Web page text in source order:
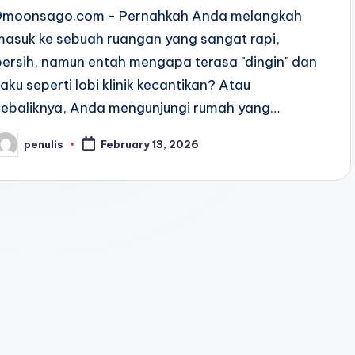
- Pernahkah Anda melangkah
ke sebuah ruangan yang sangat rapi,
namun entah mengapa terasa "dingin" dan
seperti lobi klinik kecantikan? Atau
Anda mengunjungi rumah yang…
penulis February 13, 2026